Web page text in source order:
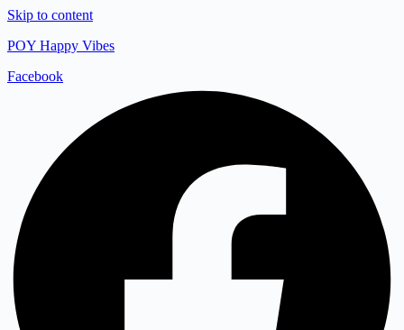
Skip to content
POY Happy Vibes
Facebook